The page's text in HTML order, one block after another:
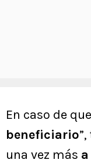
En caso de
beneficiario
una vez más